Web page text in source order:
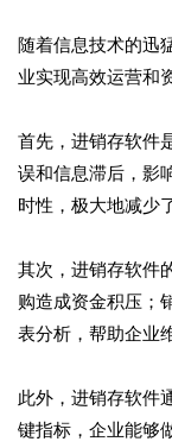
随着信息技术的迅
业实现高效运营和
首先，进销存软件
误和信息滞后，影
时性，极大地减少
其次，进销存软件
购造成资金积压；
表分析，帮助企业
此外，进销存软件
键指标，企业能够